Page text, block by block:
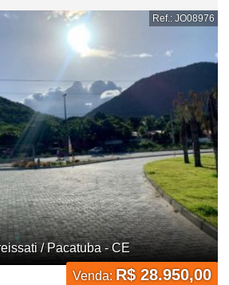
Ref.: JO08976
/ Pacatuba - CE
Venda: R$ 28.950,00